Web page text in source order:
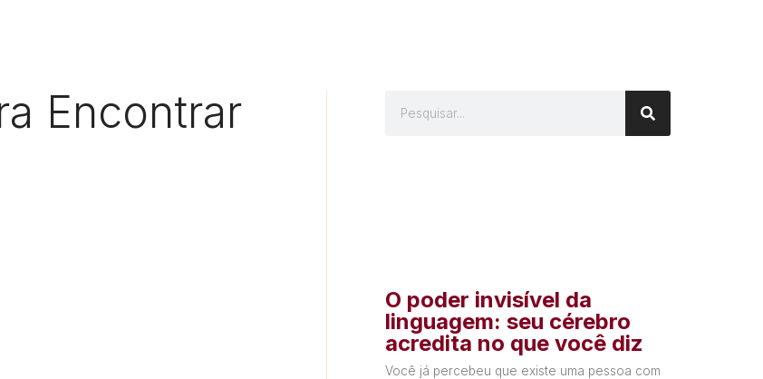
Encontrar
O poder invisível da
linguagem: seu cérebro
acredita no que você diz
Você já percebeu que existe uma pessoa com